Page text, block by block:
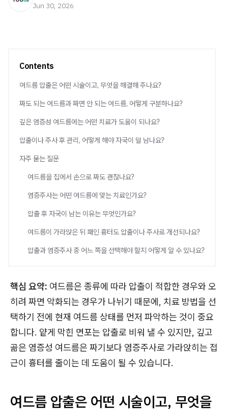
Jun 30, 2026
Contents
여드름 압출은 어떤 시술이고, 무엇을 해결해 주나요?
짜도 되는 여드름과 짜면 안 되는 여드름, 어떻게 구분하나요?
깊은 염증성 여드름에는 어떤 치료가 도움이 되나요?
압출이나 주사 후 관리, 어떻게 해야 자국이 덜 남나요?
자주 묻는 질문
여드름을 집에서 손으로 짜도 괜찮나요?
염증주사는 어떤 여드름에 맞는 치료인가요?
압출 후 자국이 남는 이유는 무엇인가요?
여드름이 가라앉은 뒤 패인 흉터도 압출이나 주사로 개선되나요?
압출과 염증주사 중 어느 쪽을 선택해야 할지 어떻게 알 수 있나요?
핵심 요약: 여드름은 종류에 따라 압출이 적합한 경우와 오
히려 짜면 악화되는 경우가 나뉘기 때문에, 치료 방법을 선
택하기 전에 현재 여드름 상태를 먼저 파악하는 것이 중요
합니다. 얕게 막힌 면포는 압출로 비워 낼 수 있지만, 깊고
곪은 염증성 여드름은 짜기보다 염증주사로 가라앉히는 접
근이 흉터를 줄이는 데 도움이 될 수 있습니다.
여드름 압출은 어떤 시술이고, 무엇을